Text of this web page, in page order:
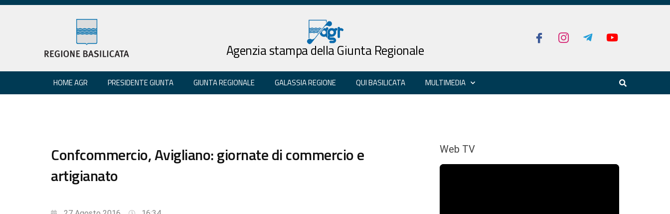
Agenzia stampa della Giunta Regionale
HOME AGR PRESIDENTE GIUNTA GIUNTA REGIONALE GALASSIA REGIONE QUI BASILICATA MULTIMEDIA
Confcommercio, Avigliano: giornate di commercio e
artigianato
Web TV